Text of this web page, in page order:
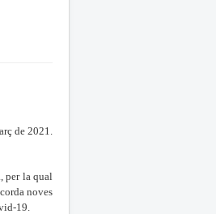
de 2021.
per la qual
noves
19.